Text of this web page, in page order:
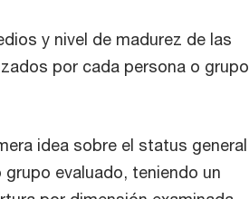
y nivel de madurez de las
por cada persona o grupo
idea sobre el status general
evaluado, teniendo un